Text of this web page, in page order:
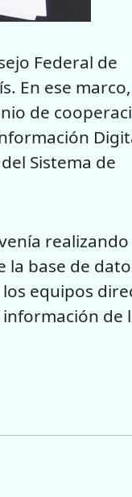
Federal de
En ese
de
Sistema de
la base de
equipos
de